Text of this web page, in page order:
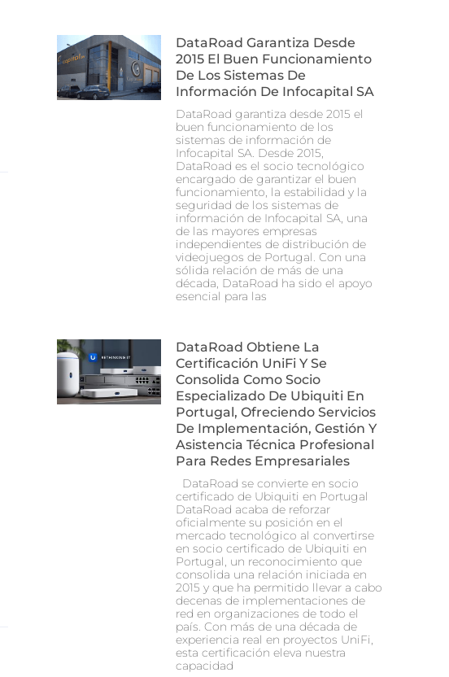
DataRoad Garantiza Desde
2015 El Buen Funcionamiento
De Los Sistemas De
Información De Infocapital SA
DataRoad garantiza desde 2015 el
buen funcionamiento de los
sistemas de información de
Infocapital SA. Desde 2015,
DataRoad es el socio tecnológico
encargado de garantizar el buen
funcionamiento, la estabilidad y la
seguridad de los sistemas de
información de Infocapital SA, una
de las mayores empresas
independientes de distribución de
videojuegos de Portugal. Con una
sólida relación de más de una
década, DataRoad ha sido el apoyo
esencial para las
DataRoad Obtiene La
Certificación UniFi Y Se
Consolida Como Socio
Especializado De Ubiquiti En
Portugal, Ofreciendo Servicios
De Implementación, Gestión Y
Asistencia Técnica Profesional
Para Redes Empresariales
DataRoad se convierte en socio
certificado de Ubiquiti en Portugal
DataRoad acaba de reforzar
oficialmente su posición en el
mercado tecnológico al convertirse
en socio certificado de Ubiquiti en
Portugal, un reconocimiento que
consolida una relación iniciada en
2015 y que ha permitido llevar a cabo
decenas de implementaciones de
red en organizaciones de todo el
país. Con más de una década de
experiencia real en proyectos UniFi,
esta certificación eleva nuestra
capacidad